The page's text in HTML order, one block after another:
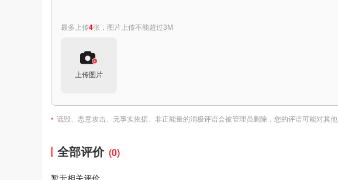
最多上传4张，图片上传不能超过3M
上传图片
* 诋毁、恶意攻击、无事实依据、非正能量的消极评语会被管理员删除，您的评语可能对其
全部评价 (0)
暂无相关评价